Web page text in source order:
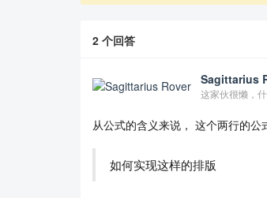
2 个回答
Sagittarius
这家伙很懒，
从公式的含义来说， 这个两行的公
如何实现这样的排版